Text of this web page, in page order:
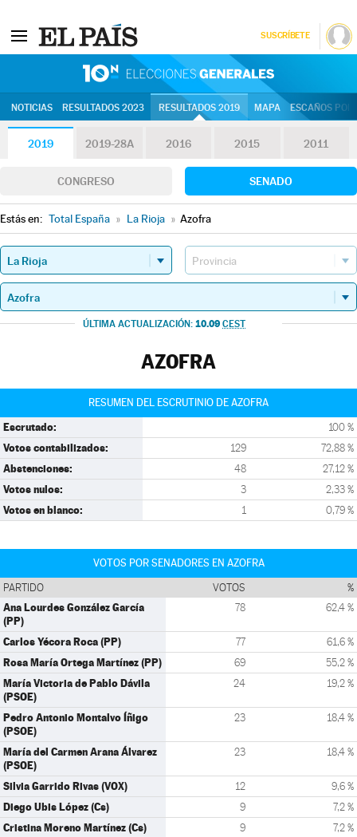
SUSCRÍBETE
NOTICIAS RESULTADOS 2023 RESULTADOS 2019 MAPA ESCAÑOS
2019 2019-28A 2016 2015 2011
CONGRESO SENADO
Estás en: Total España » La Rioja » Azofra
ÚLTIMA ACTUALIZACIÓN: 10.09 CEST
AZOFRA
RESUMEN DEL ESCRUTINIO DE AZOFRA
Escrutado: 100 %
Votos contabilizados: 129 72,88 %
Abstenciones: 48 27,12 %
Votos nulos: 3 2,33 %
Votos en blanco: 1 0,79 %
VOTOS POR SENADORES EN AZOFRA
PARTIDO VOTOS %
Ana Lourdes González García
(PP)
78 62,4 %
Carlos Yécora Roca (PP) 77 61,6 %
Rosa María Ortega Martínez (PP) 69 55,2 %
María Victoria de Pablo Dávila
(PSOE)
24 19,2 %
Pedro Antonio Montalvo Íñigo
(PSOE)
23 18,4 %
María del Carmen Arana Álvarez
(PSOE)
23 18,4 %
Silvia Garrido Rivas (VOX) 12 9,6 %
Diego Ubis López (Cs) 9 7,2 %
Cristina Moreno Martínez (Cs) 9 7,2 %